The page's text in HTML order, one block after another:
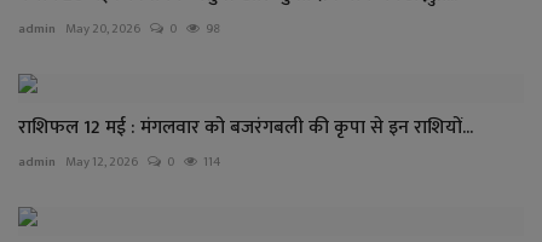
admin May 20, 2026 0 98
राशिफल 12 मई : मंगलवार को बजरंगबली की कृपा से इन राशियों...
admin May 12, 2026 0 114